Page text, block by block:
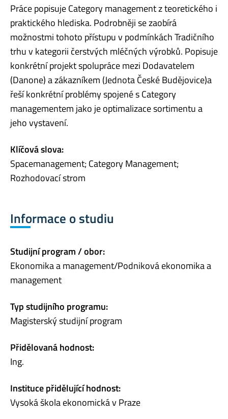
Práce popisuje Category management z teoretického i
praktického hlediska. Podrobněji se zaobírá
možnostmi tohoto přístupu v podmínkách Tradičního
trhu v kategorii čerstvých mléčných výrobků. Popisuje
konkrétní projekt spolupráce mezi Dodavatelem
(Danone) a zákazníkem (Jednota České Budějovice)a
řeší konkrétní problémy spojené s Category
managementem jako je optimalizace sortimentu a
jeho vystavení.
Klíčová slova:
Spacemanagement; Category Management;
Rozhodovací strom
Informace o studiu
Studijní program / obor:
Ekonomika a management/Podniková ekonomika a
management
Typ studijního programu:
Magisterský studijní program
Přidělovaná hodnost:
Ing.
Instituce přidělující hodnost:
Vysoká škola ekonomická v Praze